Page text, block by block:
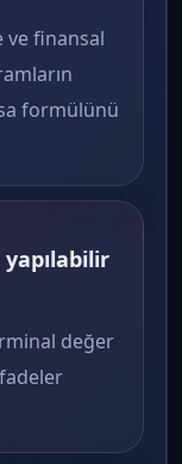
ve finansal
formülünü
değer